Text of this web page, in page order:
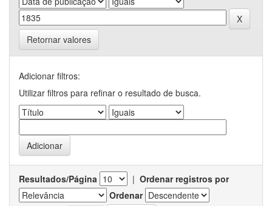
Retornar valores
Adicionar filtros:
Utilizar filtros para refinar o resultado de busca.
Resultados/Página | Ordenar registros por
Ordenar